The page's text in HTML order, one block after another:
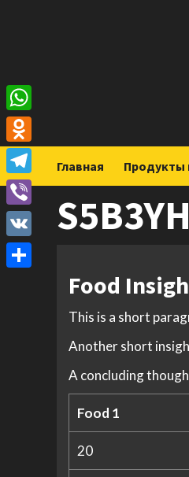
Главная Продукты
Food
This is a short
Another short
A concluding
Food 1
20
WhatsApp
Odnoklassniki
Telegram
Viber
VK
Отправить